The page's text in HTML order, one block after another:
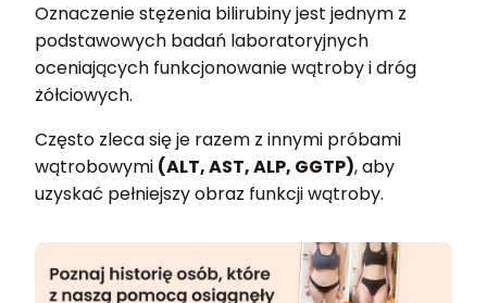
Oznaczenie stężenia bilirubiny jest jednym z
podstawowych badań laboratoryjnych
oceniających funkcjonowanie wątroby i dróg
żółciowych.
Często zleca się je razem z innymi próbami
wątrobowymi (ALT, AST, ALP, GGTP), aby
uzyskać pełniejszy obraz funkcji wątroby.